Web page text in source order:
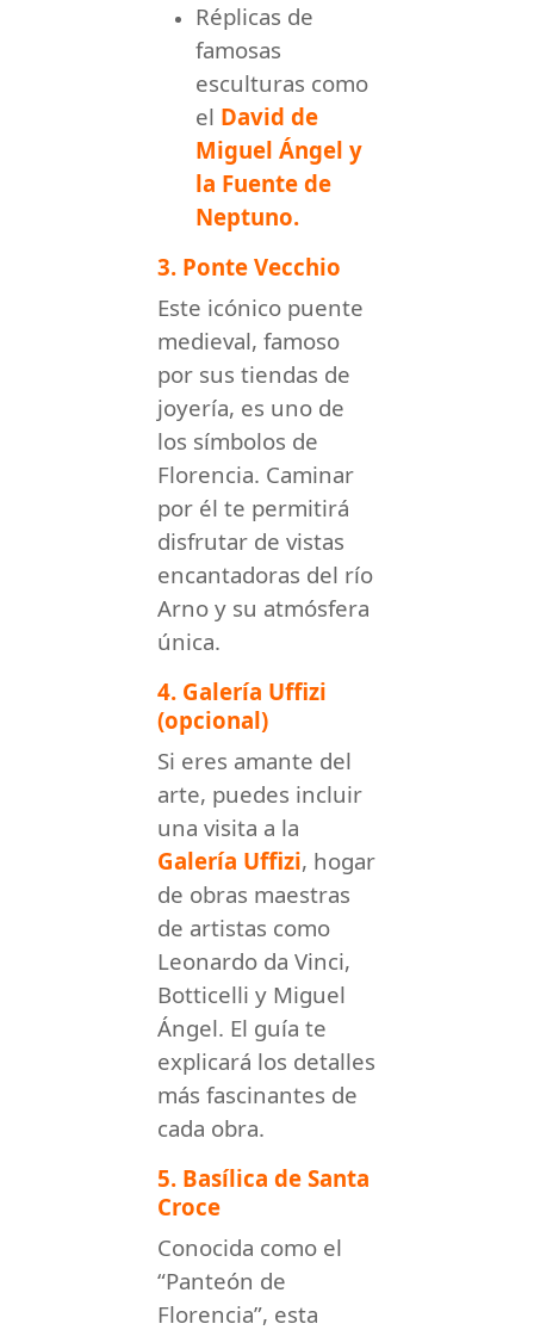
Réplicas de
famosas
esculturas como
el David de
Miguel Ángel y
la Fuente de
Neptuno.
3. Ponte Vecchio
Este icónico puente
medieval, famoso
por sus tiendas de
joyería, es uno de
los símbolos de
Florencia. Caminar
por él te permitirá
disfrutar de vistas
encantadoras del río
Arno y su atmósfera
única.
4. Galería Uffizi
(opcional)
Si eres amante del
arte, puedes incluir
una visita a la
Galería Uffizi, hogar
de obras maestras
de artistas como
Leonardo da Vinci,
Botticelli y Miguel
Ángel. El guía te
explicará los detalles
más fascinantes de
cada obra.
5. Basílica de Santa
Croce
Conocida como el
“Panteón de
Florencia”, esta